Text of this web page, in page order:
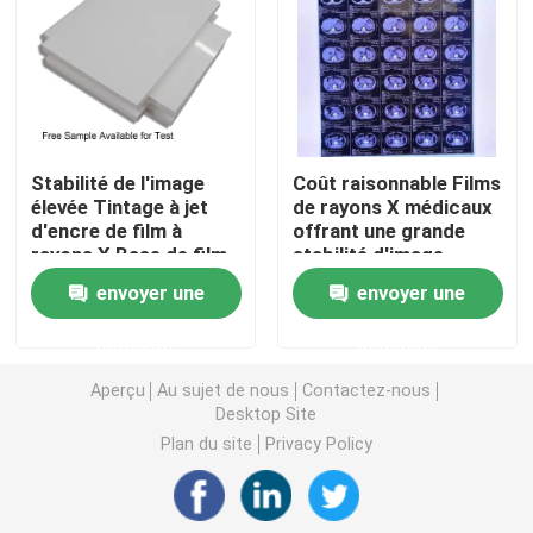
Laser X Ray Film
Film sec médical
Film de rayon de l'ANIMAL FAMILIER X
Films d'écran en soie
Film de transfert de chaleur
film thermique médical
Stabilité de l'image
élevée Tintage à jet
d'encre de film à
rayons X Base de film
PET Coût raisonnable
Conçu pour l'imagerie
médicale et les
industrielles
envoyer une
Coût raisonnable Films
de rayons X médicaux
offrant une grande
stabilité d'image
fournissant des
images de diagnostic
médical claires et
envoyer une
Aperçu Au sujet de nous
Contactez-nous
Desktop Site
Plan du site
Privacy Policy